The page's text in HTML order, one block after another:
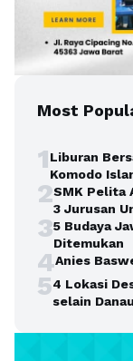
Most
1Liburan
Komodo
2SMK Pelita
3 Jurusan
35 Budaya
Ditemukan
4Anies
54 Lokasi
selain